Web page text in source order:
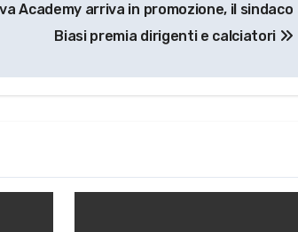
Academy arriva in promozione, il sindaco
Biasi premia dirigenti e calciatori